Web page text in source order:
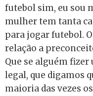
futebol sim, eu sou
mulher tem tanta
para jogar futebol.
relação a
Que se alguém
legal, que digamos
maioria das vezes